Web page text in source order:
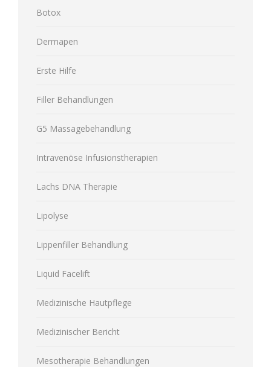
Botox
Dermapen
Erste Hilfe
Filler Behandlungen
G5 Massagebehandlung
Intravenöse Infusionstherapien
Lachs DNA Therapie
Lipolyse
Lippenfiller Behandlung
Liquid Facelift
Medizinische Hautpflege
Medizinischer Bericht
Mesotherapie Behandlungen